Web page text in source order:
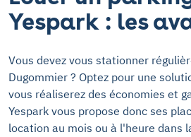
Yespark : les
Vous devez vous stationner
Dugommier ? Optez pour une
vous réaliserez des économies et
Yespark vous propose donc ses
location au mois ou à l'heure dans